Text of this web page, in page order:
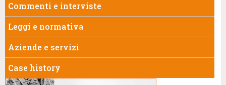
Commenti e interviste
Leggi e normativa
Aziende e servizi
Case history